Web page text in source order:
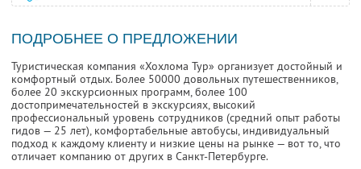
ПОДРОБНЕЕ О ПРЕДЛОЖЕНИИ
Туристическая компания «Хохлома Тур» организует достойный и
комфортный отдых. Более 50000 довольных путешественников,
более 20 экскурсионных программ, более 100
достопримечательностей в экскурсиях, высокий
профессиональный уровень сотрудников (средний опыт работы
гидов — 25 лет), комфортабельные автобусы, индивидуальный
подход к каждому клиенту и низкие цены на рынке — вот то, что
отличает компанию от других в Санкт-Петербурге.